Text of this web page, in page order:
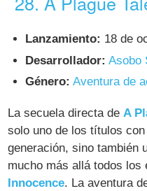
Lanzamiento: 18 de
Desarrollador: Asobo
Género: Aventura de
La secuela directa deA
solo uno de los títulos
generación, sino también
mucho más allá todos
Innocence. La aventura